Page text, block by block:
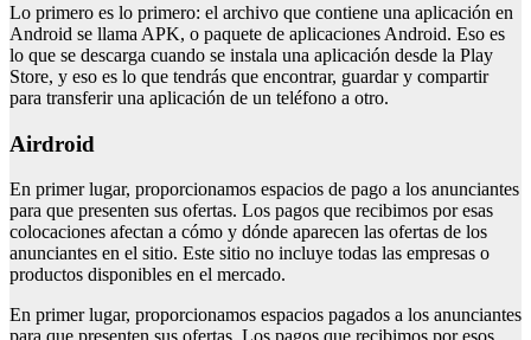
Lo primero es lo primero: el archivo que contiene una aplicación en
Android se llama APK, o paquete de aplicaciones Android. Eso es
lo que se descarga cuando se instala una aplicación desde la Play
Store, y eso es lo que tendrás que encontrar, guardar y compartir
para transferir una aplicación de un teléfono a otro.
Airdroid
En primer lugar, proporcionamos espacios de pago a los anunciantes
para que presenten sus ofertas. Los pagos que recibimos por esas
colocaciones afectan a cómo y dónde aparecen las ofertas de los
anunciantes en el sitio. Este sitio no incluye todas las empresas o
productos disponibles en el mercado.
En primer lugar, proporcionamos espacios pagados a los anunciantes